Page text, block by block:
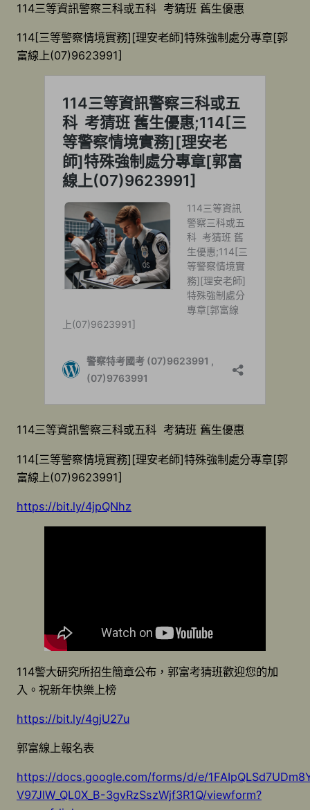
114三等資訊警察三科或五科 考猜班 舊生優惠
114[三等警察情境實務][理安老師]特殊強制處分專章[郭
富線上(07)9623991]
114三等資訊警察三科或五科 考猜班 舊生優惠
114[三等警察情境實務][理安老師]特殊強制處分專章[郭
富線上(07)9623991]
https://bit.ly/4jpQNhz
114警大研究所招生簡章公布，郭富考猜班歡迎您的加
入。祝新年快樂上榜
https://bit.ly/4gjU27u
郭富線上報名表
https://docs.google.com/forms/d/e/
V97JlW_QL0X_B-3gvRzSszWjf3R1Q/viewform?